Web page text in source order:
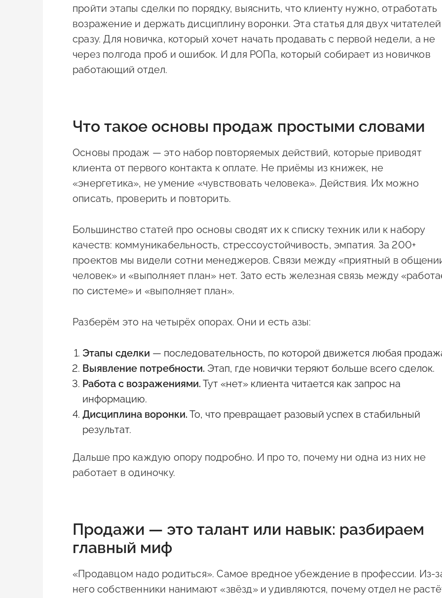
пройти этапы сделки по порядку, выяснить, что клиенту нужно, отработать
возражение и держать дисциплину воронки. Эта статья для двух читателей
сразу. Для новичка, который хочет начать продавать с первой недели, а не
через полгода проб и ошибок. И для РОПа, который собирает из новичков
работающий отдел.
Что такое основы продаж простыми словами
Основы продаж — это набор повторяемых действий, которые приводят
клиента от первого контакта к оплате. Не приёмы из книжек, не
«энергетика», не умение «чувствовать человека». Действия. Их можно
описать, проверить и повторить.
Большинство статей про основы сводят их к списку техник или к набору
качеств: коммуникабельность, стрессоустойчивость, эмпатия. За 200+
проектов мы видели сотни менеджеров. Связи между «приятный в
человек» и «выполняет план» нет. Зато есть железная связь между
по системе» и «выполняет план».
Разберём это на четырёх опорах. Они и есть азы:
Этапы сделки — последовательность, по которой движется любая
Выявление потребности. Этап, где новички теряют больше всего сделок.
Работа с возражениями. Тут «нет» клиента читается как запрос на
информацию.
Дисциплина воронки. То, что превращает разовый успех в стабильный
результат.
Дальше про каждую опору подробно. И про то, почему ни одна из них не
работает в одиночку.
Продажи — это талант или навык: разбираем
главный миф
«Продавцом надо родиться». Самое вредное убеждение в профессии. Из-
него собственники нанимают «звёзд» и удивляются, почему отдел не